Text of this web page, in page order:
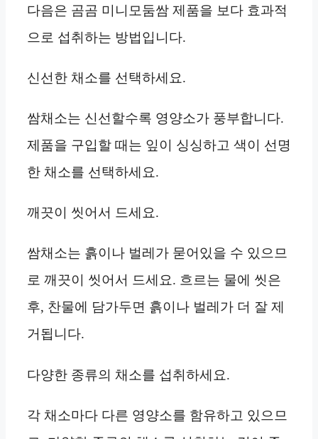
다음은 곰곰 미니모둠쌈 제품을 보다 효과적
으로 섭취하는 방법입니다.
신선한 채소를 선택하세요.
쌈채소는 신선할수록 영양소가 풍부합니다.
제품을 구입할 때는 잎이 싱싱하고 색이 선명
한 채소를 선택하세요.
깨끗이 씻어서 드세요.
쌈채소는 흙이나 벌레가 묻어있을 수 있으므
로 깨끗이 씻어서 드세요. 흐르는 물에 씻은
후, 찬물에 담가두면 흙이나 벌레가 더 잘 제
거됩니다.
다양한 종류의 채소를 섭취하세요.
각 채소마다 다른 영양소를 함유하고 있으므